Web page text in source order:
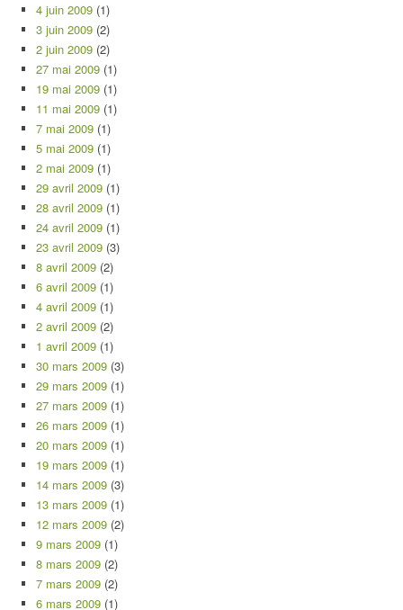
4 juin 2009 (1)
3 juin 2009 (2)
2 juin 2009 (2)
27 mai 2009 (1)
19 mai 2009 (1)
11 mai 2009 (1)
7 mai 2009 (1)
5 mai 2009 (1)
2 mai 2009 (1)
29 avril 2009 (1)
28 avril 2009 (1)
24 avril 2009 (1)
23 avril 2009 (3)
8 avril 2009 (2)
6 avril 2009 (1)
4 avril 2009 (1)
2 avril 2009 (2)
1 avril 2009 (1)
30 mars 2009 (3)
29 mars 2009 (1)
27 mars 2009 (1)
26 mars 2009 (1)
20 mars 2009 (1)
19 mars 2009 (1)
14 mars 2009 (3)
13 mars 2009 (1)
12 mars 2009 (2)
9 mars 2009 (1)
8 mars 2009 (2)
7 mars 2009 (2)
6 mars 2009 (1)